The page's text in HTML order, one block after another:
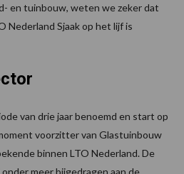
en tuinbouw, weten we zeker dat
Nederland Sjaak op het lijf is
van drie jaar benoemd en start op
voorzitter van Glastuinbouw
binnen LTO Nederland. De
meer bijgedragen aan de